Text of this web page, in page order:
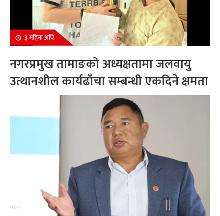
३ महिना अघि
नगरप्रमुख तामाङको अध्यक्षतामा जलवायु
उत्थानशील कार्यढाँचा सम्बन्धी एकदिने क्षमता
अभिवृद्धि कार्यक्रम सम्पन्न